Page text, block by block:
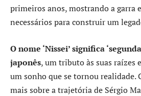
primeiros anos, mostrando a garra
necessários para construir um
O nome ‘Nissei’ significa
japonês, um tributo às suas raízes
um sonho que se tornou realidade.
mais sobre a trajetória de Sérgio